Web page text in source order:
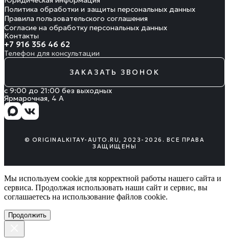
Политика обработки и защиты персональных данных
Правила пользовательского соглашения
Согласие на обработку персональных данных
Контакты
+7 916 356 46 62
Телефон для консультации
ЗАКАЗАТЬ ЗВОНОК
с 9:00 до 21:00 без выходных
Ярмарочная, 4 А
© ORIGINALKITAY-AUTO.RU, 2023-2026. ВСЕ ПРАВА
ЗАЩИЩЕНЫ
Мы используем cookie для корректной работы нашего сайта и
сервиса. Продолжая использовать наши сайт и сервис, вы
соглашаетесь на использование файлов сookie.
Продолжить